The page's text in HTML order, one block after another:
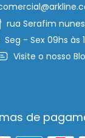
rua Serafim
Seg - Sex 09hs às
Visite o nosso
de